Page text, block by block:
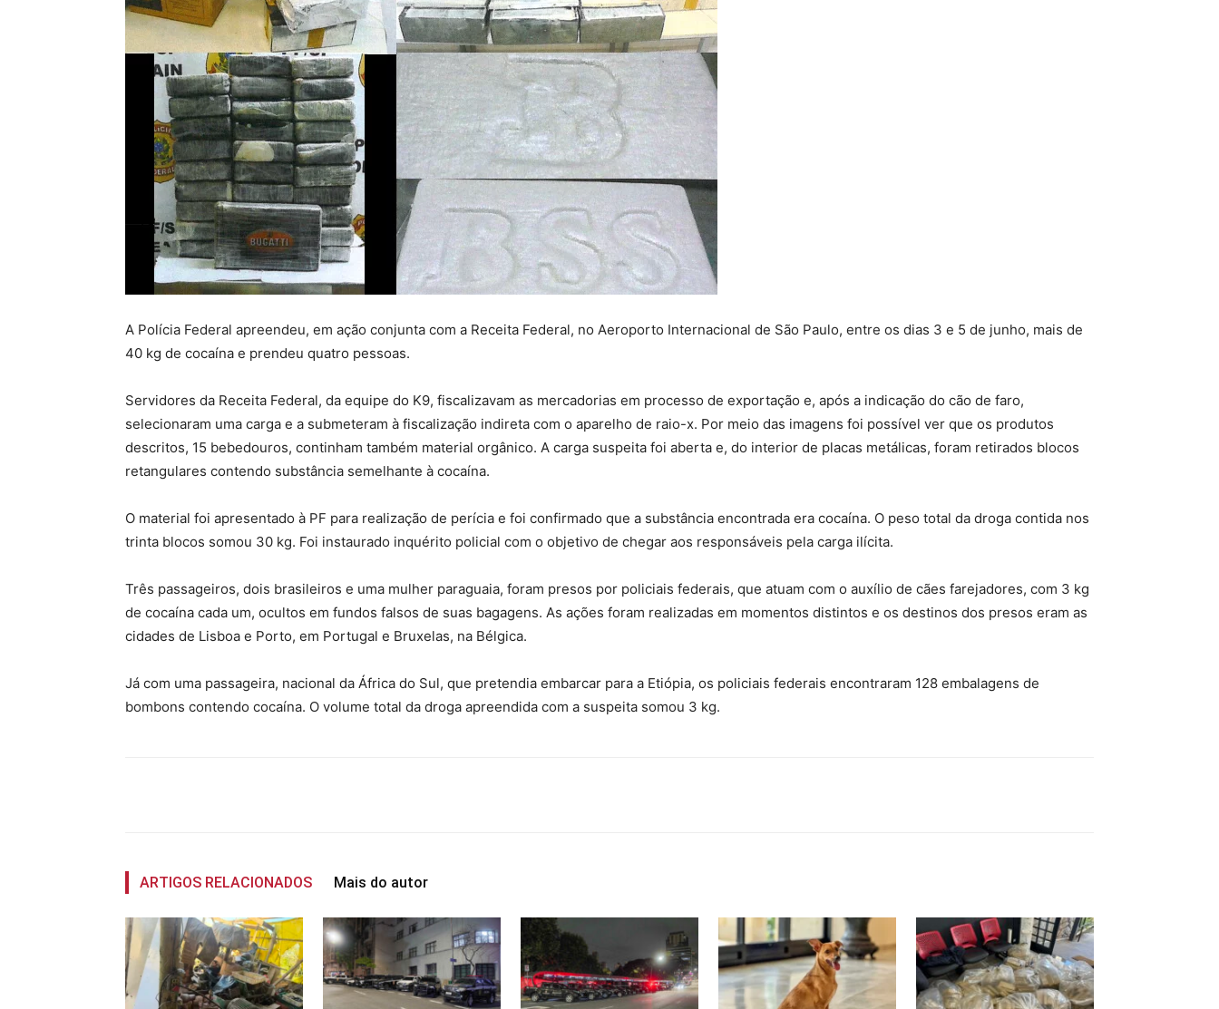
A Polícia Federal apreendeu, em ação conjunta com a Receita Federal, no Aeroporto Internacional de São Paulo, entre os dias 3 e 5 de junho, mais de
40 kg de cocaína e prendeu quatro pessoas.
Servidores da Receita Federal, da equipe do K9, fiscalizavam as mercadorias em processo de exportação e, após a indicação do cão de faro,
selecionaram uma carga e a submeteram à fiscalização indireta com o aparelho de raio-x. Por meio das imagens foi possível ver que os produtos
descritos, 15 bebedouros, continham também material orgânico. A carga suspeita foi aberta e, do interior de placas metálicas, foram retirados blocos
retangulares contendo substância semelhante à cocaína.
O material foi apresentado à PF para realização de perícia e foi confirmado que a substância encontrada era cocaína. O peso total da droga contida nos
trinta blocos somou 30 kg. Foi instaurado inquérito policial com o objetivo de chegar aos responsáveis pela carga ilícita.
Três passageiros, dois brasileiros e uma mulher paraguaia, foram presos por policiais federais, que atuam com o auxílio de cães farejadores, com 3 kg
de cocaína cada um, ocultos em fundos falsos de suas bagagens. As ações foram realizadas em momentos distintos e os destinos dos presos eram as
cidades de Lisboa e Porto, em Portugal e Bruxelas, na Bélgica.
Já com uma passageira, nacional da África do Sul, que pretendia embarcar para a Etiópia, os policiais federais encontraram 128 embalagens de
bombons contendo cocaína. O volume total da droga apreendida com a suspeita somou 3 kg.
ARTIGOS RELACIONADOS Mais do autor